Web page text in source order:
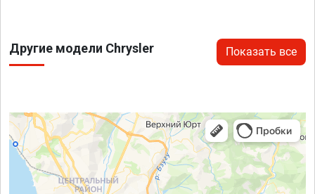
Другие модели Chrysler Показать все